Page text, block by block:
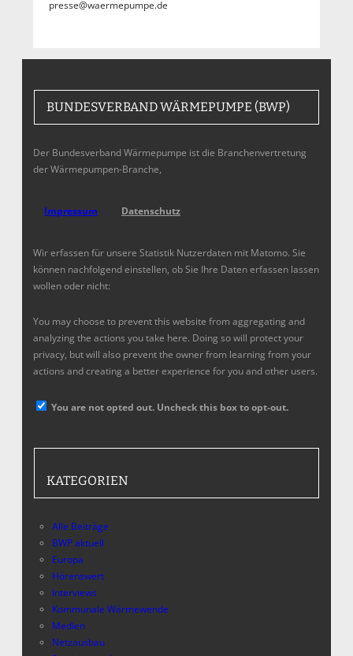
presse@waermepumpe.de
BUNDESVERBAND WÄRMEPUMPE (BWP)
Der Bundesverband Wärmepumpe ist die Branchenvertretung
der Wärmepumpen-Branche,
Impressum Datenschutz
Wir erfassen für unsere Statistik Nutzerdaten mit Matomo. Sie
können nachfolgend einstellen, ob Sie Ihre Daten erfassen lassen
wollen oder nicht:
You may choose to prevent this website from aggregating and
analyzing the actions you take here. Doing so will protect your
privacy, but will also prevent the owner from learning from your
actions and creating a better experience for you and other users.
You are not opted out. Uncheck this box to opt-out.
KATEGORIEN
Alle Beiträge
BWP aktuell
Europa
Hörenswert
Interviews
Kommunale Wärmewende
Medien
Netzausbau